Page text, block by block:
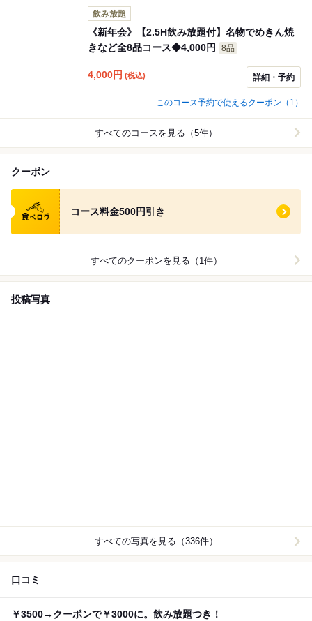
飲み放題
《新年会》【2.5H飲み放題付】名物でめきん焼
きなど全8品コース◆4,000円
8品
4,000円 (税込) 詳細・予約
このコース予約で使えるクーポン（1）
すべてのコースを見る（5件）
クーポン
食べログ クーポン
コース料金500円引き
すべてのクーポンを見る（1件）
投稿写真
すべての写真を見る（336件）
口コミ
￥3500→クーポンで￥3000に。飲み放題つき！